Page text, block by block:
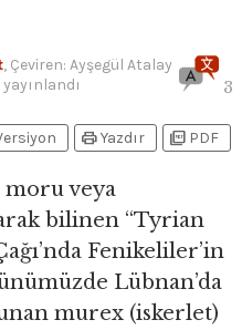
, Çeviren: Ayşegül Atalay
3
printYazdır picture_as_pdf PDF
veya
bilinen “Tyrian
Fenikeliler’in
Lübnan’da
murex (iskerlet)